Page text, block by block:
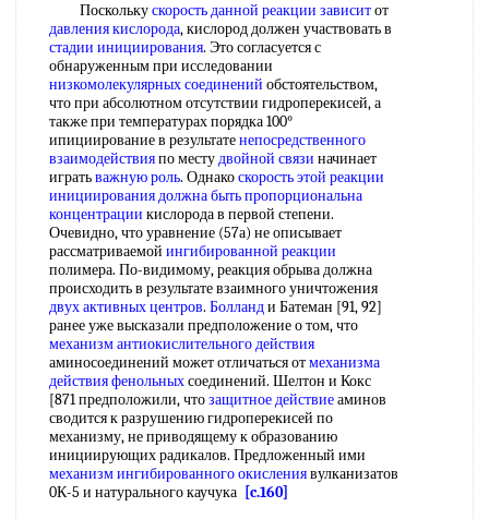
Посколькускорость данной реакции зависитот
давления кислорода, кислород должен участвовать в
стадии инициирования. Это согласуется с
обнаруженным при исследовании
низкомолекулярных соединений обстоятельством,
что при абсолютном отсутствии гидроперекисей, а
также при температурах порядка 100°
ипициирование в результатенепосредственного
взаимодействияпо местудвойной связи начинает
игратьважную роль. Однакоскорость этой реакции
инициированиядолжна бытьпропорциональна
концентрации кислорода в первой степени.
Очевидно, что уравнение (57а) не описывает
рассматриваемой ингибированной реакции
полимера. По-видимому, реакция обрыва должна
происходить в результате взаимного уничтожения
двухактивных центров. Болланди Батеман [91, 92]
ранее уже высказали предположение о том, что
механизм антиокислительного действия
аминосоединений может отличаться отмеханизма
действия фенольныхсоединений. Шелтон и Кокс
[871 предположили, чтозащитное действиеаминов
сводится к разрушению гидроперекисей по
механизму, не приводящему к образованию
инициирующих радикалов. Предложенный ими
механизм ингибированного окислениявулканизатов
0К-5 и натурального каучука [c.160]